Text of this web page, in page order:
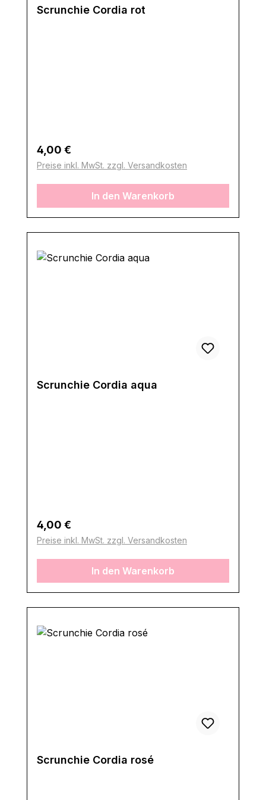
Scrunchie Cordia rot
Regulärer Preis:
4,00 €
Preise inkl. MwSt. zzgl. Versandkosten
In den Warenkorb
Scrunchie Cordia aqua
Regulärer Preis:
4,00 €
Preise inkl. MwSt. zzgl. Versandkosten
In den Warenkorb
Scrunchie Cordia rosé